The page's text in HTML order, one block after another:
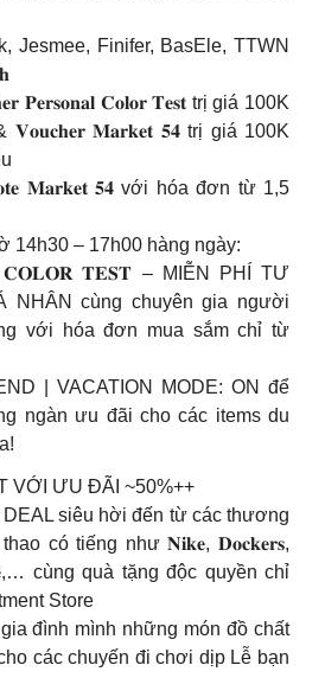
Jesmee, Finifer, BasEle, TTWN
𝐏𝐞𝐫𝐬𝐨𝐧𝐚𝐥 𝐂𝐨𝐥𝐨𝐫 𝐓𝐞𝐬𝐭 trị giá 100K
𝐌𝐚𝐫𝐤𝐞𝐭 𝟓𝟒 trị giá 100K
𝐌𝐚𝐫𝐤𝐞𝐭 𝟓𝟒 với hóa đơn từ 1,5
14h30 – 17h00 hàng ngày:
𝐓𝐄𝐒𝐓 – MIỄN PHÍ TƯ
NHÂN cùng chuyên gia người
với hóa đơn mua sắm chỉ từ
| VACATION MODE: ON để
ngàn ưu đãi cho các items du
VỚI ƯU ĐÃI ~50%++
DEAL siêu hời đến từ các thương
có tiếng như 𝐍𝐢𝐤𝐞, 𝐃𝐨𝐜𝐤𝐞𝐫𝐬,
cùng quà tặng độc quyền chỉ
Store
đình mình những món đồ chất
các chuyến đi chơi dịp Lễ bạn